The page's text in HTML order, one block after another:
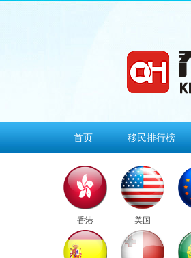
首页 移民排行榜
香港 美国